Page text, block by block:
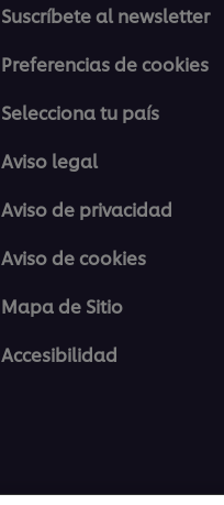
Suscríbete al newsletter
Preferencias de cookies
Selecciona tu país
Aviso legal
Aviso de privacidad
Aviso de cookies
Mapa de Sitio
Accesibilidad